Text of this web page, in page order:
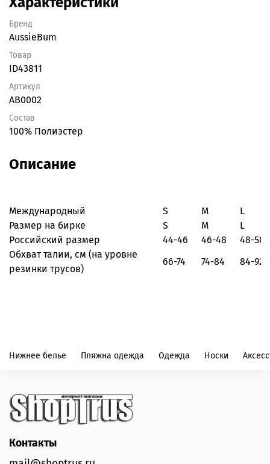
Бренд
AussieBum
Товар
ID43811
Артикул
AB0002
Состав
100% Полиэстер
Описание
Международный S M
L
Размер на бирке
S M
L
Российский размер
44-46 46-48
48-50
Обхват талии, см (на уровне
резинки трусов)
66-74 74-84 84-92
Нижнее белье Пляжна одежда Одежда Носки
Контакты